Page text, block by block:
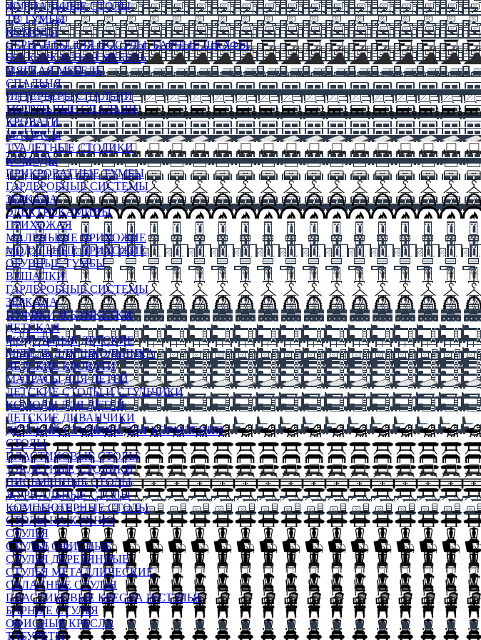
ЖУРНАЛЬНЫЕ СТОЛЫ
ТВ ТУМБЫ
КОМОДЫ
СЕРВАНТЫ ДЛЯ ПОСУДЫ, БАРНЫЕ ШКАФЫ
БЕСКАРКАСНАЯ МЕБЕЛЬ
МЯГКАЯ МЕБЕЛЬ
СПАЛЬНЯ
ИНТЕРЬЕРЫ СПАЛЬНИ
МОДУЛЬНЫЕ СПАЛЬНИ
КРОВАТИ
МАТРАСЫ
ТУАЛЕТНЫЕ СТОЛИКИ
КОМОДЫ
ПРИКРОВАТНЫЕ ТУМБЫ
ГАРДЕРОБНЫЕ СИСТЕМЫ
ЗЕРКАЛА
ЭЛЕКТРОКАМИНЫ
ПРИХОЖАЯ
МАЛЕНЬКИЕ ПРИХОЖИЕ
МОДУЛЬНЫЕ ПРИХОЖИЕ
ОБУВНЫЕ ТУМБЫ
ВЕШАЛКИ
ГАРДЕРОБНЫЕ СИСТЕМЫ
ЗЕРКАЛА
ПУФИКИ И БАНКЕТКИ
ДЕТСКАЯ
МОДУЛЬНЫЕ ДЕТСКИЕ
МЕБЕЛЬ ДЛЯ ШКОЛЬНИКА
ДЕТСКИЕ КРОВАТИ
МАТРАСЫ ДЛЯ ДЕТЕЙ
ДЕТСКИЕ СТОЛЫ И СТУЛЬЧИКИ
КОМОДЫ ДЛЯ ДЕТЕЙ
ДЕТСКИЕ ДИВАНЧИКИ
ДЕТСКИЙ СТУЛЬЧИК ДЛЯ КОРМЛЕНИЯ
СТОЛЫ
ПЛАСТИКОВЫЕ СТОЛЫ
ТУАЛЕТНЫЕ СТОЛИКИ
ПИСЬМЕННЫЕ СТОЛЫ
ЖУРНАЛЬНЫЕ СТОЛЫ
КОМПЬЮТЕРНЫЕ СТОЛЫ
СТОЛЫ НА КУХНЮ
СТУЛЬЯ
СТУЛЬЯ ОФИСНЫЕ
СТУЛЬЯ ДЕРЕВЯННЫЕ
СТУЛЬЯ МЕТАЛЛИЧЕСКИЕ
СКЛАДНЫЕ СТУЛЬЯ
ПЛАСТИКОВЫЕ КРЕСЛА И СТУЛЬЯ
БАРНЫЕ СТУЛЬЯ
ОФИСНЫЕ КРЕСЛА
ТАБУРЕТЫ